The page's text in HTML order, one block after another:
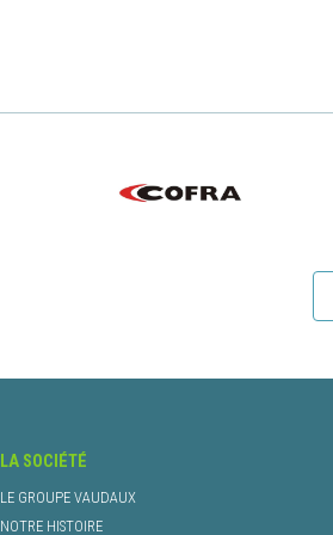
LA SOCIÉTÉ
LE GROUPE VAUDAUX
NOTRE HISTOIRE